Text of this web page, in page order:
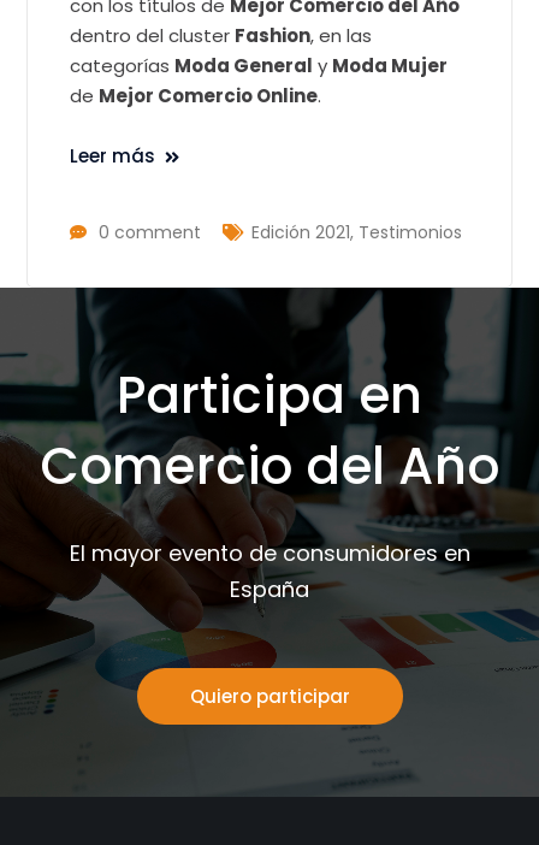
con los títulos de Mejor Comercio del Año
dentro del cluster Fashion, en las
categorías Moda General y Moda Mujer
de Mejor Comercio Online.
Leer más
0 comment Edición 2021, Testimonios
Participa en
Comercio del Año
El mayor evento de consumidores en
España
Quiero participar